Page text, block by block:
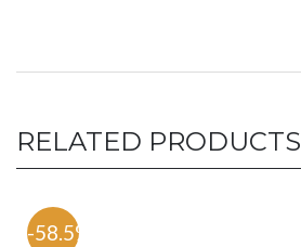
RELATED PRODUCTS
-58.5%